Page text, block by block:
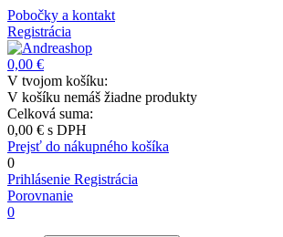
Pobočky a kontakt
Registrácia
0,00 €
V tvojom košíku:
V košíku nemáš žiadne produkty
Celková suma:
0,00 € s DPH
Prejsť do nákupného košíka
0
Prihlásenie Registrácia
Porovnanie
0